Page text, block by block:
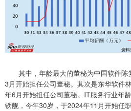
其中，年龄最大的董秘为中国软件陈
3月开始担任公司董秘。其次是东华软件
年6月开始担任公司董秘。IT服务行业年
铁舰，今年30岁，于2024年11月开始任职